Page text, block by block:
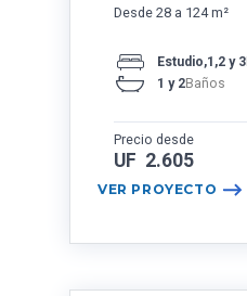
Desde 28 a 124 m²
Estudio,1,2 y 3
1 y 2Baños
Precio desde
UF 2.605
VER PROYECTO